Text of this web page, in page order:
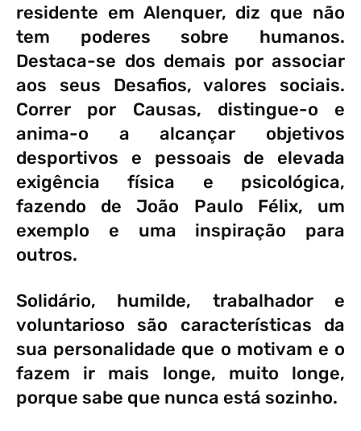
residente em Alenquer, diz que não
tem poderes sobre humanos.
Destaca-se dos demais por associar
aos seus Desafios, valores sociais.
Correr por Causas, distingue-o e
anima-o a alcançar objetivos
desportivos e pessoais de elevada
exigência física e psicológica,
fazendo de João Paulo Félix, um
exemplo e uma inspiração para
outros.
Solidário, humilde, trabalhador e
voluntarioso são características da
sua personalidade que o motivam e o
fazem ir mais longe, muito longe,
porque sabe que nunca está sozinho.